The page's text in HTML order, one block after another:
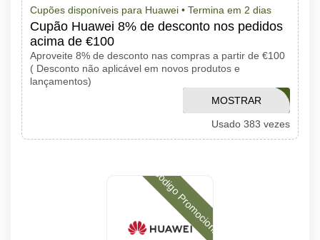
Cupões disponíveis para Huawei • Termina em 2 dias
Cupão Huawei 8% de desconto nos pedidos
acima de €100
Aproveite 8% de desconto nas compras a partir de €100
( Desconto não aplicável em novos produtos e
lançamentos)
APTHUAWEI8OFF
MOSTRAR
CÓDIGO
Usado 383 vezes
Código Promocional